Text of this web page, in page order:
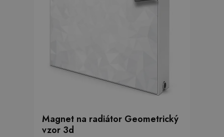
Magnet na radiátor Geometrický
vzor 3d